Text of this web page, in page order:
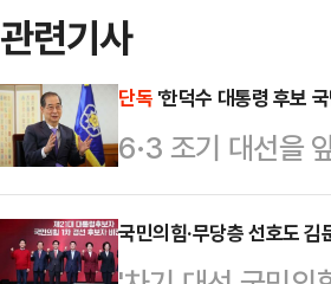
관련기사
단독 '한덕수 대통령 후보
6·3 조기 대선을
는 '대통령 국민후
다.국민추대위에
국민의힘·무당층 선호도